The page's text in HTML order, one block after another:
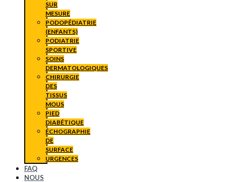
SUR
MESURE
PODOPÉDIATRIE
(ENFANTS)
PODIATRIE
SPORTIVE
SOINS
DERMATOLOGIQUES
CHIRURGIE
DES
TISSUS
MOUS
PIED
DIABÉTIQUE
ÉCHOGRAPHIE
DE
SURFACE
URGENCES
FAQ
NOUS